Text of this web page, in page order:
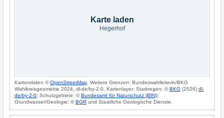
Karte laden
Hegerhof
Kartendaten ©OpenStreetMap . Weitere Grenzen: Bundeswahlleiterin/BKG
Wahlkreisgeometrie 2024, dl-de/by-2-0. Kartenlayer: Starkregen: ©BKG (2026) dl-
de/by-2-0; Schutzgebiete: ©Bundesamt für Naturschutz (BfN);
Grundwasser/Geologie: ©BGR und Staatliche Geologische Dienste.